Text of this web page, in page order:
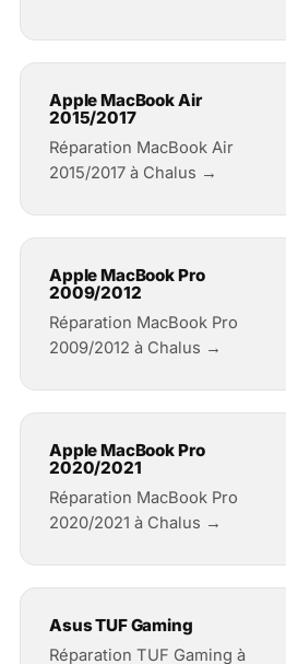
Apple MacBook Air
2015/2017
Réparation MacBook Air
2015/2017 à Chalus →
Apple MacBook Pro
2009/2012
Réparation MacBook Pro
2009/2012 à Chalus →
Apple MacBook Pro
2020/2021
Réparation MacBook Pro
2020/2021 à Chalus →
Asus TUF Gaming
Réparation TUF Gaming à